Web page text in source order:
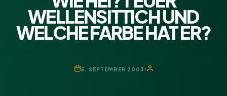
WELLENSITTICH UND
WELCHE FARBE HAT ER?
5. SEPTEMBER 2003